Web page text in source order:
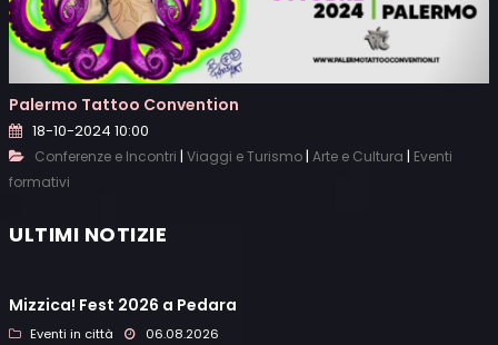
Palermo Tattoo Convention
18-10-2024 10:00
Conferenze e Incontri | Viaggi e Turismo | Arte e Cultura | Eventi
formativi
ULTIMI NOTIZIE
Mizzica! Fest 2026 a Pedara
Eventi in città 06.08.2026